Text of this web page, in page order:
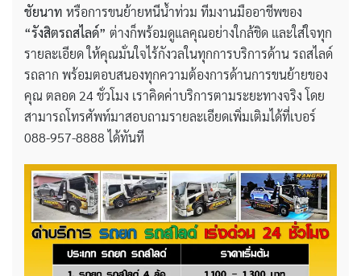
ชัยนาท หรือการขนย้ายหนีน้ำท่วม ทีมงานมืออาชีพของ
“รังสิตรถสไลด์” ต่างก็พร้อมดูแลคุณอย่างใกล้ชิด และใส่ใจทุก
รายละเอียด ให้คุณมั่นใจไร้กังวลในทุกการบริการด้าน รถสไลด์
รถลาก พร้อมตอบสนองทุกความต้องการด้านการขนย้ายของ
คุณ ตลอด 24 ชั่วโมง เราคิดค่าบริการตามระยะทางจริง โดย
สามารถโทรศัพท์มาสอบถามรายละเอียดเพิ่มเติมได้ที่เบอร์
088-957-8888 ได้ทันที